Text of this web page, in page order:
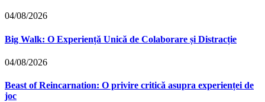
04/08/2026
Big Walk: O Experiență Unică de Colaborare și Distracție
04/08/2026
Beast of Reincarnation: O privire critică asupra experienței de
joc